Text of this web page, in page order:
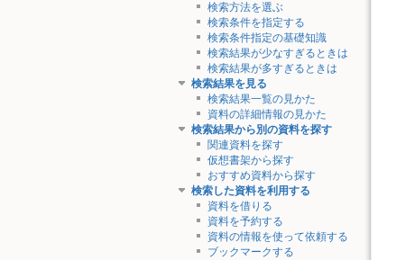
検索方法を選ぶ
検索条件を指定する
検索条件指定の基礎知識
検索結果が少なすぎるときは
検索結果が多すぎるときは
検索結果を見る
検索結果一覧の見かた
資料の詳細情報の見かた
検索結果から別の資料を探す
関連資料を探す
仮想書架から探す
おすすめ資料から探す
検索した資料を利用する
資料を借りる
資料を予約する
資料の情報を使って依頼する
ブックマークする